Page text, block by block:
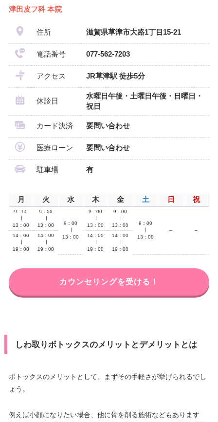
津田皮フ科 本院
住所 滋賀県草津市大路1丁目15-21
電話番号 077-562-7203
アクセス JR草津駅 徒歩5分
休診日
水曜日午後・土曜日午後・日曜日・
祝日
カード決済 要問い合わせ
医療ローン 要問い合わせ
駐車場 有
月 火 水 木 金 土 日 祝
9：00
13：00
9：00
13：00
9：00
13：00
9：00
13：00
9：00
13：00
9：00
13：00
–
–
14：00
19：00
14：00
19：00
14：00
19：00
14：00
19：00
カウンセリングを受ける！
しわ取りボトックスのメリットとデメリットとは
ボトックスのメリットとして、まずその手軽さが挙げられるでし
ょう。
例えば小顔になりたい場合、他に骨を削る施術などもあります